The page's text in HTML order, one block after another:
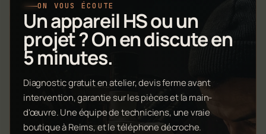
ON VOUS ÉCOUTE
Un appareil HS ou un
projet ? On en discute en
5 minutes.
Diagnostic gratuit en atelier, devis ferme avant
intervention, garantie sur les pièces et la main-
d'œuvre. Une équipe de techniciens, une vraie
boutique à Reims, et le téléphone décroche.